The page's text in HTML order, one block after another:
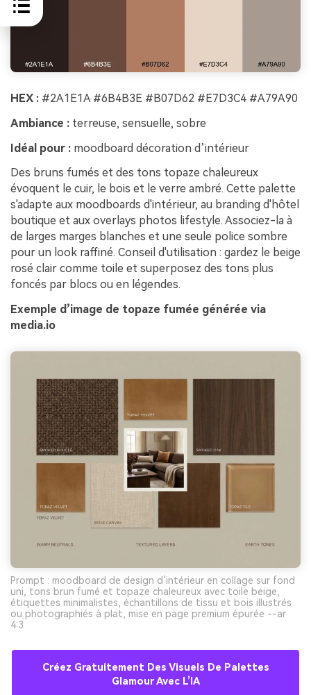
HEX : #2A1E1A #6B4B3E #B07D62 #E7D3C4 #A79A90
Ambiance : terreuse, sensuelle, sobre
Idéal pour : moodboard décoration d’intérieur
Des bruns fumés et des tons topaze chaleureux
évoquent le cuir, le bois et le verre ambré. Cette palette
s'adapte aux moodboards d'intérieur, au branding d'hôtel
boutique et aux overlays photos lifestyle. Associez-la à
de larges marges blanches et une seule police sombre
pour un look raffiné. Conseil d'utilisation : gardez le beige
rosé clair comme toile et superposez des tons plus
foncés par blocs ou en légendes.
Exemple d’image de topaze fumée générée via
media.io
Prompt : moodboard de design d’intérieur en collage sur fond
uni, tons brun fumé et topaze chaleureux avec toile beige,
étiquettes minimalistes, échantillons de tissu et bois illustrés
ou photographiés à plat, mise en page premium épurée --ar
4:3
Créez Gratuitement Des Visuels De Palettes
Glamour Avec L’IA